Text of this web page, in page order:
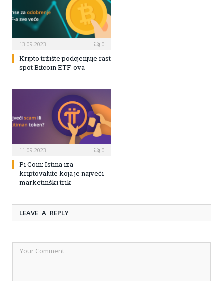
13.09.2023 0
Kripto tržište podcjenjuje rast
spot Bitcoin ETF-ova
11.09.2023 0
Pi Coin: Istina iza
kriptovalute koja je najveći
marketinški trik
LEAVE A REPLY